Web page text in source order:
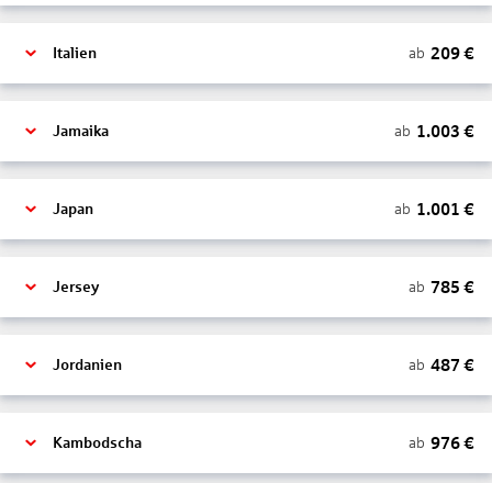
Italien ab 209€
Jamaika ab 1.003 €
Japan ab 1.001 €
Jersey ab 785 €
Jordanien ab 487 €
Kambodscha ab 976€